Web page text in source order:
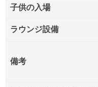
子供の入場
ラウンジ設備
備考